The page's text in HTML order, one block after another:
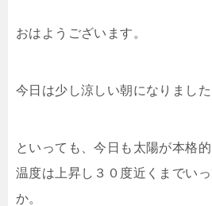
おはようございます。
今日は少し涼しい朝になりました
といっても、今日も太陽が本格
温度は上昇し３０度近くまでい
か。